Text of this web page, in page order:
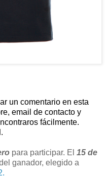
un comentario en esta
email de contacto y
fácilmente.
para participar. El 15 de
ganador, elegido a